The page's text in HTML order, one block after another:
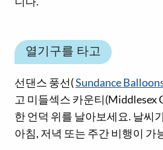
열기구를 타고
선댄스 풍선(Sundance
고 미들섹스 카운티(Middlesex
한 언덕 위를 날아보세요. 날씨
아침, 저녁 또는 주간 비행이 가